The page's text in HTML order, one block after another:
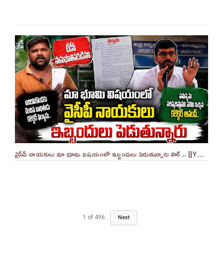
వైసీపీ నాయకులు మా భూమి విషయంలో ఇబ్బందులు పెడుతున్నారు సార్ .. ||YES 9TV
1 of 496 Next